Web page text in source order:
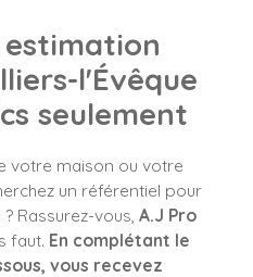
l'Évêque
seulement
votre maison ou votre
un référentiel pour
Rassurez-vous, A.J Pro
faut. En complétant le
vous recevez